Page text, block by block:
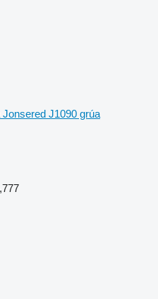
Jonsered J1090 grúa